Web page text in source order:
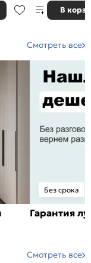
В
Смотреть все
Без срока
Гарантия
Смотреть все